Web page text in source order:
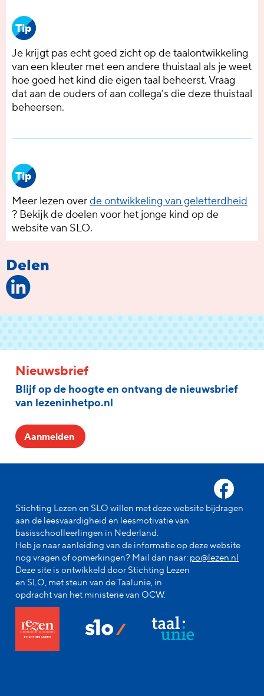
Tip
Je krijgt pas echt goed zicht op de taalontwikkeling
van een kleuter met een andere thuistaal als je weet
hoe goed het kind die eigen taal beheerst. Vraag
dat aan de ouders of aan collega’s die deze thuistaal
beheersen.
Tip
Meer lezen overde ontwikkeling van geletterdheid
? Bekijk de doelen voor het jonge kind op de
website van SLO.
Delen
Stichting Lezen en SLO willen met deze website bijdragen
aan de leesvaardigheid en leesmotivatie van
basisschoolleerlingen in Nederland.
Heb je naar aanleiding van de informatie op deze website
nog vragen of opmerkingen? Mail dan naar: po@lezen.nl
Deze site is ontwikkeld door Stichting Lezen
en SLO, met steun van de Taalunie, in
opdracht van het ministerie van OCW.
Nieuwsbrief
Blijf op de hoogte en ontvang de nieuwsbrief
van lezeninhetpo.nl
Aanmelden